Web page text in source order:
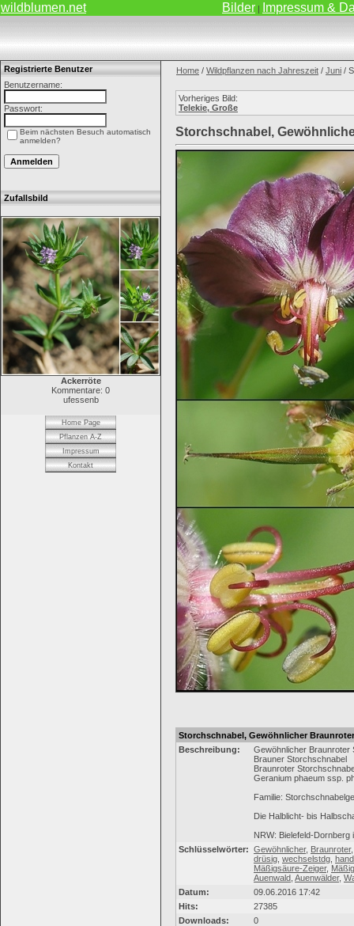
wildblumen.net Bilder | Impressum &
Registrierte Benutzer
Benutzername:
Passwort:
Beim nächsten Besuch automatisch
anmelden?
Zufallsbild
Ackerröte
Kommentare: 0
ufessenb
Home Page
Pflanzen A-Z
Impressum
Kontakt
Home / Wildpflanzen nach Jahreszeit / Juni /
Vorheriges Bild:
Telekie, Große
Storchschnabel,
Storchschnabel, Gewöhnlicher Braunroter
Beschreibung:
Gewöhnlicher Braunroter
Brauner Storchschnabel
Braunroter
Geranium phaeum ssp.
Familie:
Die Halblicht- bis
NRW: Bielefeld-
Schlüsselwörter: Gewöhnlicher, Braunroter
drüsig wechselstdg
Mäßigsäure-Zeiger,
Auenwald Auenwälder,
Datum:
09.06.2016 17:42
Hits:
27385
Downloads:
0